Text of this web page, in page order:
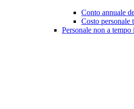
Conto annuale
Costo personale
Personale non a